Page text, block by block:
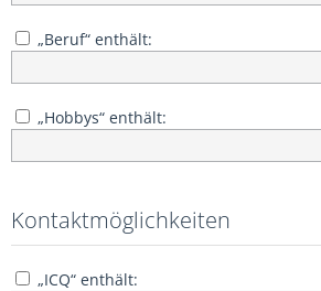
„Beruf“ enthält:
„Hobbys“ enthält:
Kontaktmöglichkeiten
„ICQ“ enthält: